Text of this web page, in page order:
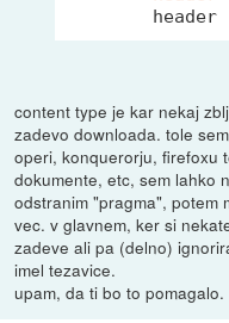
content type je kar nekaj
zadevo downloada. tole
operi, konquerorju, firefoxu
dokumente, etc, sem lahko
odstranim "pragma", potem
vec. v glavnem, ker si
zadeve ali pa (delno)
imel tezavice.
upam, da ti bo to pomagalo.